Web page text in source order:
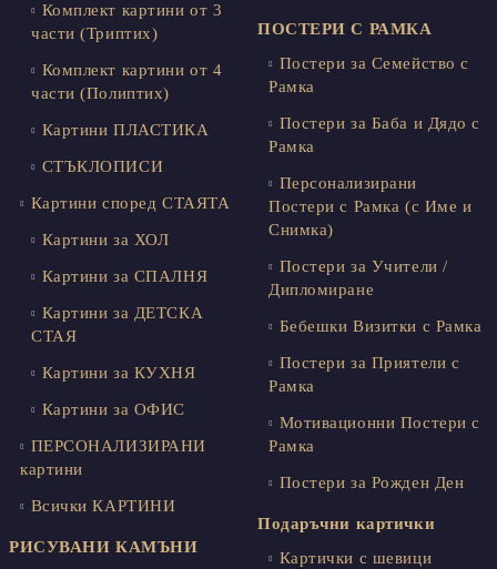
Комплект картини от 3
части (Триптих)
Комплект картини от 4
части (Полиптих)
Картини ПЛАСТИКА
СТЪКЛОПИСИ
Картини според СТАЯТА
Картини за ХОЛ
Картини за СПАЛНЯ
Картини за ДЕТСКА
СТАЯ
Картини за КУХНЯ
Картини за ОФИС
ПЕРСОНАЛИЗИРАНИ
картини
Всички КАРТИНИ
РИСУВАНИ КАМЪНИ
ПОСТЕРИ С РАМКА
Постери за Семейство с
Рамка
Постери за Баба и Дядо с
Рамка
Персонализирани
Постери с Рамка (с Име и
Снимка)
Постери за Учители /
Дипломиране
Бебешки Визитки с Рамка
Постери за Приятели с
Рамка
Мотивационни Постери с
Рамка
Постери за Рожден Ден
Подаръчни картички
Картички с шевици